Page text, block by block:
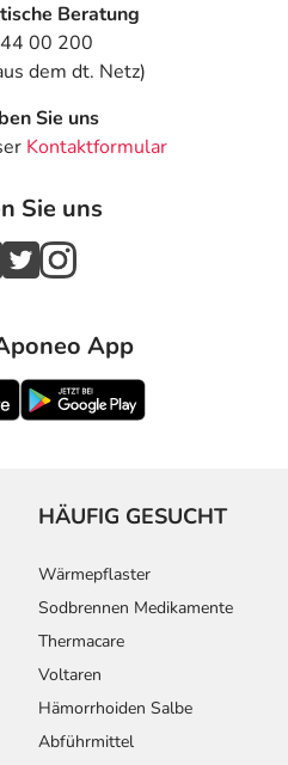
oder
wenden Sie sich
die bei mindestens
Patienten auftreten.
Einzeldosis
1
Schmelztablette
ohne Rücksprache mit
werden.
Beratung
00 200
dem dt. Netz)
Sie uns
Kontaktformular
Sie uns
App
HÄUFIG GESUCHT
Wärmepflaster
Sodbrennen Medikamente
Thermacare
Voltaren
Hämorrhoiden Salbe
Abführmittel